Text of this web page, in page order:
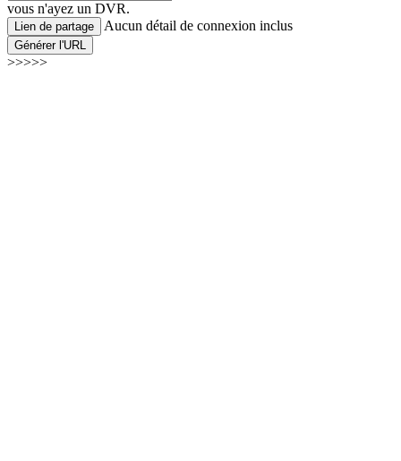
vous n'ayez un DVR.
Lien de partage Aucun détail de connexion inclus
Générer l'URL
>>>>>